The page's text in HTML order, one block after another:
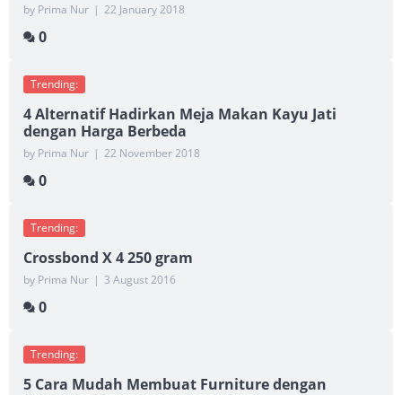
by Prima Nur | 22 January 2018
0
Trending:
4 Alternatif Hadirkan Meja Makan Kayu Jati
dengan Harga Berbeda
by Prima Nur | 22 November 2018
0
Trending:
Crossbond X 4 250 gram
by Prima Nur | 3 August 2016
0
Trending:
5 Cara Mudah Membuat Furniture dengan